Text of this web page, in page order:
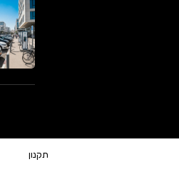
תקנון